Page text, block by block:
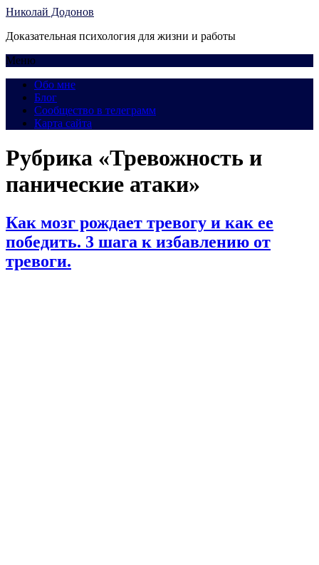
Николай Додонов
Доказательная психология для жизни и работы
Меню
Обо мне
Блог
Сообщество в телеграмм
Карта сайта
Рубрика «Тревожность и
панические атаки»
Как мозг рождает тревогу и как ее
победить. 3 шага к избавлению от
тревоги.